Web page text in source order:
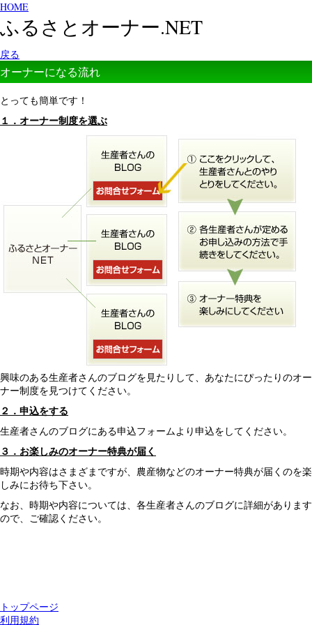
HOME
ふるさとオーナー.NET
戻る
オーナーになる流れ
とっても簡単です！
１．オーナー制度を選ぶ
興味のある生産者さんのブログを見たりして、あなたにぴったりのオー
ナー制度を見つけてください。
２．申込をする
生産者さんのブログにある申込フォームより申込をしてください。
３．お楽しみのオーナー特典が届く
時期や内容はさまざまですが、農産物などのオーナー特典が届くのを楽
しみにお待ち下さい。
なお、時期や内容については、各生産者さんのブログに詳細があります
ので、ご確認ください。
トップページ
利用規約